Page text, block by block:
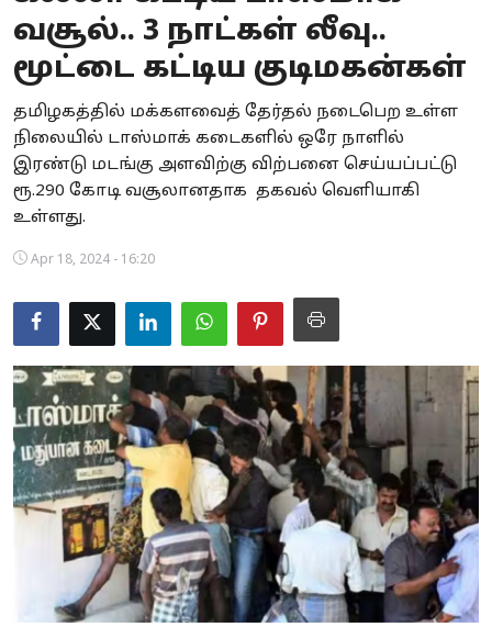
Business
Crime
Tamilnadu
National
World
Spirituality
Weather
Politics
வசூல்.. 3 நாட்கள் லீவு..
மூட்டை கட்டிய குடிமகன்கள்
தமிழகத்தில் மக்களவைத் தேர்தல் நடைபெற உள்ள
நிலையில் டாஸ்மாக் கடைகளில் ஒரே நாளில்
இரண்டு மடங்கு அளவிற்கு விற்பனை செய்யப்பட்டு
ரூ.290 கோடி வசூலானதாக தகவல் வெளியாகி
உள்ளது.
Apr 18, 2024 - 16:20